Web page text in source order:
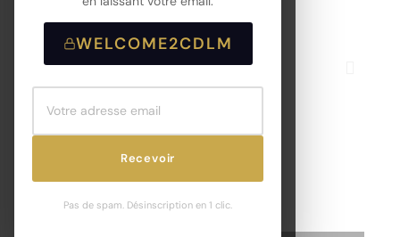
WELCOME2CDLM
Recevoir
Pas de spam. Désinscription en 1 clic.